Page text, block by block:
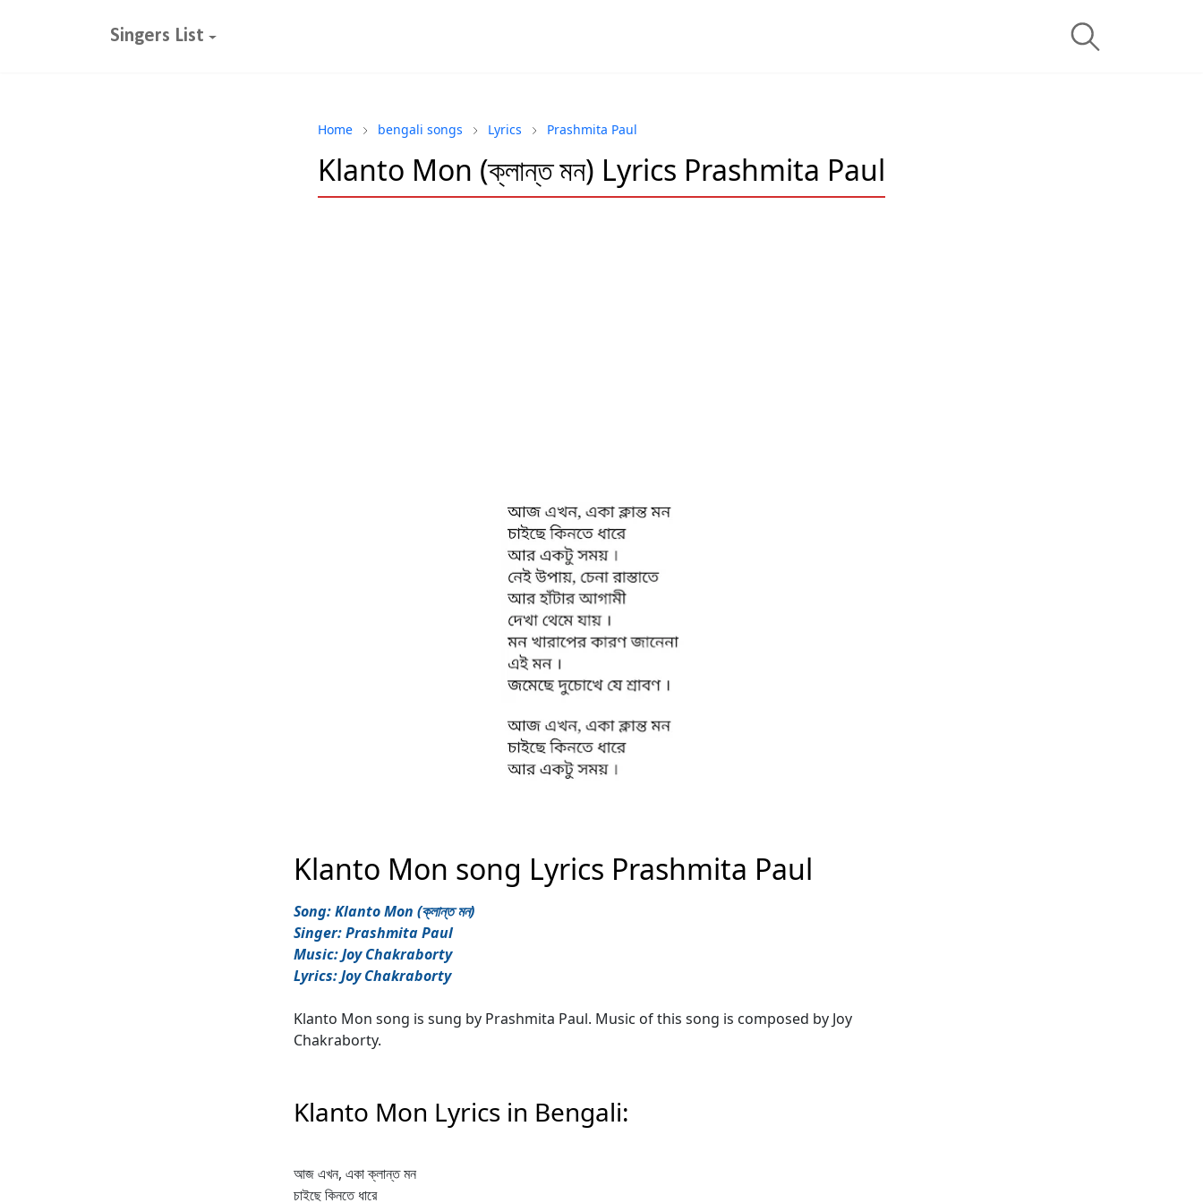
Singers List
Home bengali songs Lyrics Prashmita Paul
Klanto Mon (ক্লান্ত মন) Lyrics Prashmita Paul
Klanto Mon song Lyrics Prashmita Paul
Song: Klanto Mon (ক্লান্ত মন)
Singer: Prashmita Paul
Music: Joy Chakraborty
Lyrics: Joy Chakraborty
Klanto Mon song is sung by Prashmita Paul. Music of this song is composed by Joy
Chakraborty.
Klanto Mon Lyrics in Bengali:
আজ এখন, একা ক্লান্ত মন
চাইছে কিনতে ধারে